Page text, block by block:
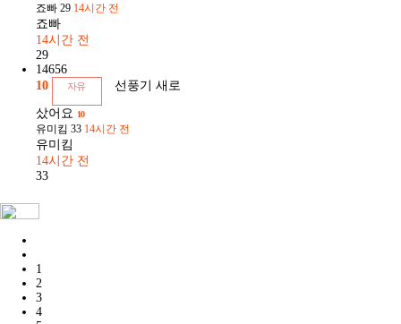
죠빠 29 14시간 전
죠빠
14시간 전
29
14656
10
자유 선풍기 새로
샀어요 10
유미킴 33 14시간 전
유미킴
14시간 전
33
1
2
3
4